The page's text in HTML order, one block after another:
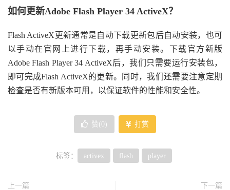
如何更新Adobe Flash Player 34 ActiveX？
Flash ActiveX更新通常是自动下载更新包后自动安装，也可
以手动在官网上进行下载，再手动安装。下载官方新版
Adobe Flash Player 34 ActiveX后，我们只需要运行安装包，
即可完成Flash ActiveX的更新。同时，我们还需要注意定期
检查是否有新版本可用，以保证软件的性能和安全性。
赞( 0 ) 打赏
标签： activex flash player
上一篇
下一篇